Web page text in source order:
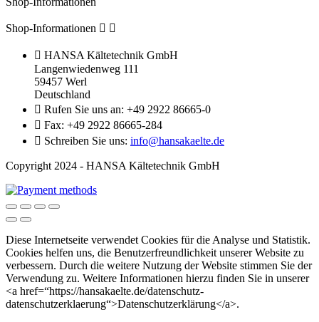
Shop-Informationen  
 HANSA Kältetechnik GmbH
Langenwiedenweg 111
59457 Werl
Deutschland
 Rufen Sie uns an: +49 2922 86665-0
 Fax: +49 2922 86665-284
 Schreiben Sie uns: info@hansakaelte.de
Copyright 2024 - HANSA Kältetechnik GmbH
Diese Internetseite verwendet Cookies für die Analyse und Statistik.
Cookies helfen uns, die Benutzerfreundlichkeit unserer Website zu
verbessern. Durch die weitere Nutzung der Website stimmen Sie der
Verwendung zu. Weitere Informationen hierzu finden Sie in unserer
<a href=“https://hansakaelte.de/datenschutz-
datenschutzerklaerung“>Datenschutzerklärung</a>.